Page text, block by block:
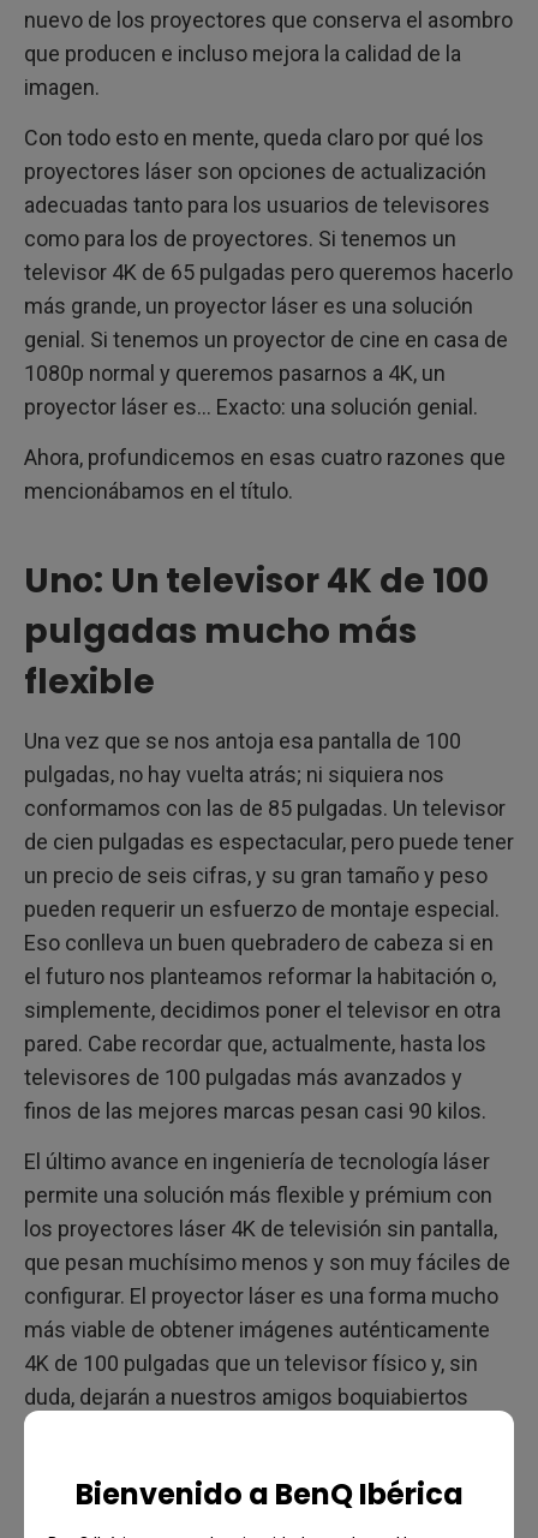
Bienvenido a BenQ Ibérica
nuevo de los proyectores que conserva el asombro
que producen e incluso mejora la calidad de la
imagen.
Con todo esto en mente, queda claro por qué los
proyectores láser son opciones de actualización
adecuadas tanto para los usuarios de televisores
como para los de proyectores. Si tenemos un
televisor 4K de 65 pulgadas pero queremos hacerlo
más grande, un proyector láser es una solución
genial. Si tenemos un proyector de cine en casa de
1080p normal y queremos pasarnos a 4K, un
proyector láser es... Exacto: una solución genial.
Ahora, profundicemos en esas cuatro razones que
mencionábamos en el título.
Uno: Un televisor 4K de 100
pulgadas mucho más
flexible
Una vez que se nos antoja esa pantalla de 100
pulgadas, no hay vuelta atrás; ni siquiera nos
conformamos con las de 85 pulgadas. Un televisor
de cien pulgadas es espectacular, pero puede tener
un precio de seis cifras, y su gran tamaño y peso
pueden requerir un esfuerzo de montaje especial.
Eso conlleva un buen quebradero de cabeza si en
el futuro nos planteamos reformar la habitación o,
simplemente, decidimos poner el televisor en otra
pared. Cabe recordar que, actualmente, hasta los
televisores de 100 pulgadas más avanzados y
finos de las mejores marcas pesan casi 90 kilos.
El último avance en ingeniería de tecnología láser
permite una solución más flexible y prémium con
los proyectores láser 4K de televisión sin pantalla,
que pesan muchísimo menos y son muy fáciles de
configurar. El proyector láser es una forma mucho
más viable de obtener imágenes auténticamente
4K de 100 pulgadas que un televisor físico y, sin
duda, dejarán a nuestros amigos boquiabiertos
cuando vengan a visitarnos a casa.
Dos: el láser es el futuro